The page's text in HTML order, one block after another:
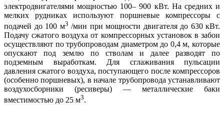
электродвигателями мощностью 100– 900 кВт. На средних и
мелких рудниках используют поршневые компрессоры с
подачей до 100 м3 /мин при мощности двигателя до 630 кВт.
Подачу сжатого воздуха от компрессорных установок в забои
осуществляют по трубопроводам диаметром до 0,4 м, которые
опускают под землю по стволам и далее разводят по
подземным выработкам. Для сглаживания пульсации
давления сжатого воздуха, поступающего после компрессоров
(особенно поршневых), в начале трубопровода устанавливают
воздухосборники (ресиверы) — металлические баки
вместимостью до 25 м3.